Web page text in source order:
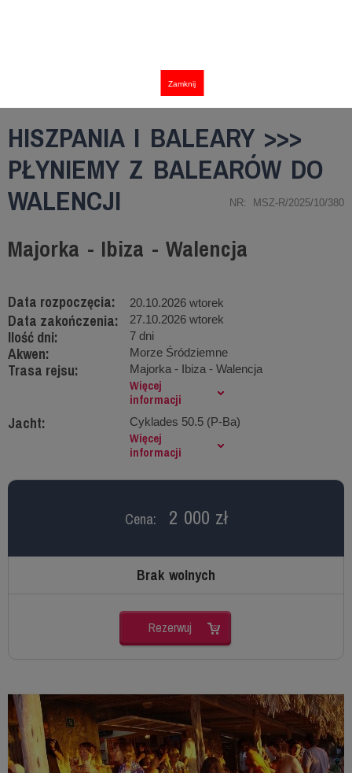
Zamknij
HISZPANIA I BALEARY >>>
PŁYNIEMY Z BALEARÓW DO
WALENCJI
NR: MSZ-R/2025/10/380
Majorka - Ibiza - Walencja
Data rozpoczęcia: 20.10.2026 wtorek
Data zakończenia: 27.10.2026 wtorek
Ilość dni: 7 dni
Akwen: Morze Śródziemne
Trasa rejsu: Majorka - Ibiza - Walencja
Więcej
informacji
Jacht: Cyklades 50.5 (P-Ba)
Więcej
informacji
Cena: 2 000 zł
Brak wolnych
Rezerwuj